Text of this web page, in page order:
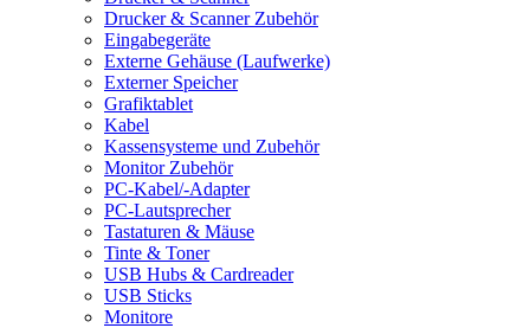
Drucker & Scanner Zubehör
Eingabegeräte
Externe Gehäuse (Laufwerke)
Externer Speicher
Grafiktablet
Kabel
Kassensysteme und Zubehör
Monitor Zubehör
PC-Kabel/-Adapter
PC-Lautsprecher
Tastaturen & Mäuse
Tinte & Toner
USB Hubs & Cardreader
USB Sticks
Monitore